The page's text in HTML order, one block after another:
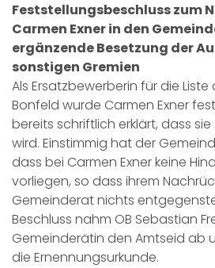
Feststellungsbeschluss zum
Carmen Exner in den
ergänzende Besetzung der
sonstigen Gremien
Als Ersatzbewerberin für die Liste
Bonfeld wurde Carmen Exner
bereits schriftlich erklärt, dass
wird. Einstimmig hat der
dass bei Carmen Exner keine
vorliegen, so dass ihrem
Gemeinderat nichts
Beschluss nahm OB Sebastian
Gemeinderätin den Amtseid ab
die Ernennungsurkunde.